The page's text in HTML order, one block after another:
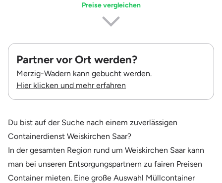
Preise vergleichen
Partner vor Ort werden?
Merzig-Wadern kann gebucht werden.
Hier klicken und mehr erfahren
Du bist auf der Suche nach einem zuverlässigen
Containerdienst Weiskirchen Saar?
In der gesamten Region rund um Weiskirchen Saar kann
man bei unseren Entsorgungspartnern zu fairen Preisen
Container mieten. Eine große Auswahl Müllcontainer